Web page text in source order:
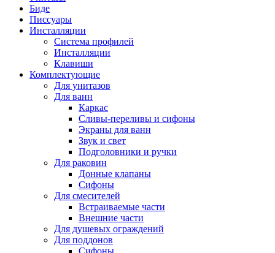
Биде
Писсуары
Инсталляции
Система профилей
Инсталляции
Клавиши
Комплектующие
Для унитазов
Для ванн
Каркас
Сливы-переливы и сифоны
Экраны для ванн
Звук и свет
Подголовники и ручки
Для раковин
Донные клапаны
Сифоны
Для смесителей
Встраиваемые части
Внешние части
Для душевых ограждений
Для поддонов